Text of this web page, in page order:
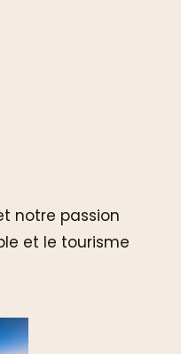
notre passion
et le tourisme